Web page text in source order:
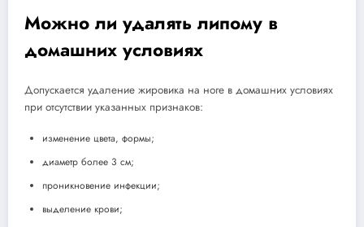
Можно ли удалять липому в
домашних условиях
Допускается удаление жировика на ноге в домашних условиях
при отсутствии указанных признаков:
изменение цвета, формы;
диаметр более 3 см;
проникновение инфекции;
выделение крови;